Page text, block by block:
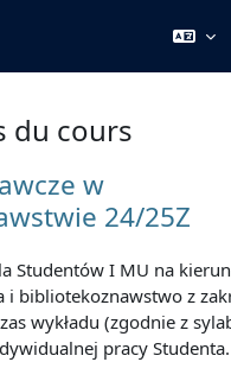
du cours
w
24/25Z
Studentów I MU na
i bibliotekoznawstwo z
wykładu (zgodnie z
pracy Studenta.